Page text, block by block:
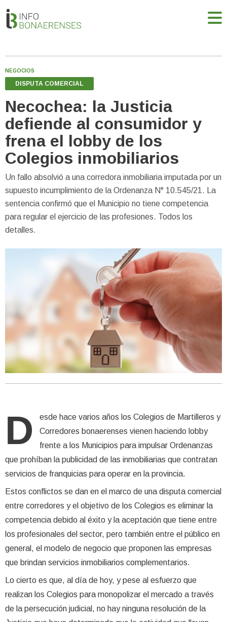
NEGOCIOS
DISPUTA COMERCIAL
Necochea: la Justicia
defiende al consumidor y
frena el lobby de los
Colegios inmobiliarios
Un fallo absolvió a una corredora inmobiliaria imputada por un
supuesto incumplimiento de la Ordenanza N° 10.545/21. La
sentencia confirmó que el Municipio no tiene competencia
para regular el ejercicio de las profesiones. Todos los
detalles.
D
esde hace varios años los Colegios de Martilleros y
Corredores bonaerenses vienen haciendo lobby
frente a los Municipios para impulsar Ordenanzas
que prohíban la publicidad de las inmobiliarias que contratan
servicios de franquicias para operar en la provincia.
Estos conflictos se dan en el marco de una disputa comercial
entre corredores y el objetivo de los Colegios es eliminar la
competencia debido al éxito y la aceptación que tiene entre
los profesionales del sector, pero también entre el público en
general, el modelo de negocio que proponen las empresas
que brindan servicios inmobiliarios complementarios.
Lo cierto es que, al día de hoy, y pese al esfuerzo que
realizan los Colegios para monopolizar el mercado a través
de la persecución judicial, no hay ninguna resolución de la